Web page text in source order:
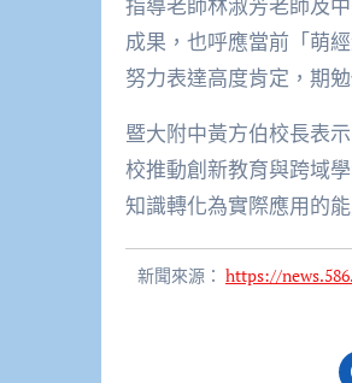
成果，也呼應當前「萌
努力表達高度肯定，期
暨大附中黃方伯校長表
校推動創新教育與跨域
知識轉化為實際應用的能
新聞來源： https://